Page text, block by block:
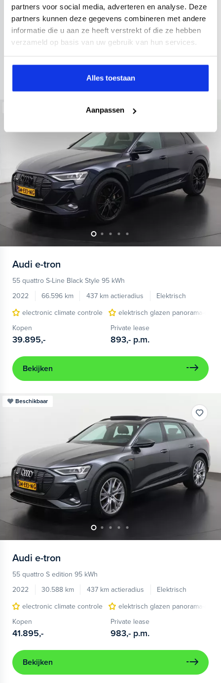
partners voor social media, adverteren en analyse. Deze
partners kunnen deze gegevens combineren met andere
informatie die u aan ze heeft verstrekt of die ze hebben
verzameld op basis van uw gebruik van hun services.
Alles toestaan
Aanpassen
34.998 km 437 km actieradius
Elektrisch
electronic climate controle
elektrisch glazen panorama-dak
Kopen
36.895,-
Private lease
793,- p.m.
Audi e-tron
55 quattro S-Line Black Style 95 kWh
2022
66.596 km 437 km actieradius
Elektrisch
electronic climate controle
elektrisch glazen panorama-dak
Kopen
39.895,-
Private lease
893,- p.m.
Bekijken
Beschikbaar
Audi e-tron
55 quattro S edition 95 kWh
2022
30.588 km 437 km actieradius
Elektrisch
electronic climate controle
elektrisch glazen panorama-dak
Kopen
41.895,-
Private lease
983,- p.m.
Bekijken